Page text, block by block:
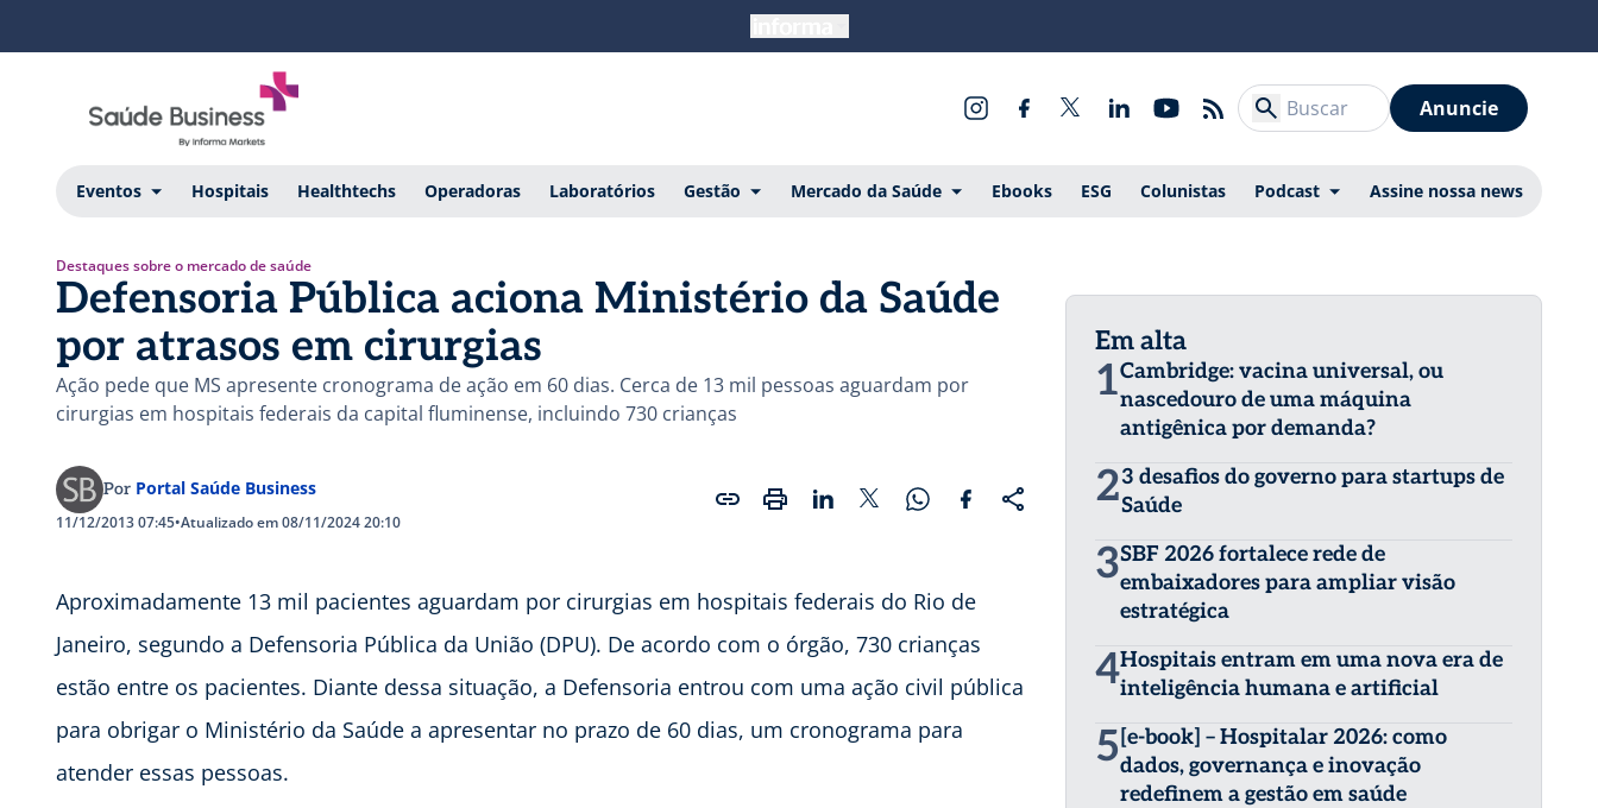
Anuncie
Eventos Hospitais Healthtechs Operadoras Laboratórios Gestão Mercado da Saúde Ebooks ESG Colunistas Podcast Assine nossa news
Destaques sobre o mercado de saúde
Defensoria Pública aciona Ministério da Saúde
por atrasos em cirurgias
Ação pede que MS apresente cronograma de ação em 60 dias. Cerca de 13 mil pessoas aguardam por
cirurgias em hospitais federais da capital fluminense, incluindo 730 crianças
Por Portal Saúde Business
11/12/2013 07:45•Atualizado em 08/11/2024 20:10
Aproximadamente 13 mil pacientes aguardam por cirurgias em hospitais federais do Rio de
Janeiro, segundo a Defensoria Pública da União (DPU). De acordo com o órgão, 730 crianças
estão entre os pacientes. Diante dessa situação, a Defensoria entrou com uma ação civil pública
para obrigar o Ministério da Saúde a apresentar no prazo de 60 dias, um cronograma para
atender essas pessoas.
Em alta
1Cambridge: vacina universal, ou
nascedouro de uma máquina
antigênica por demanda?
23 desafios do governo para startups de
Saúde
3SBF 2026 fortalece rede de
embaixadores para ampliar visão
estratégica
4Hospitais entram em uma nova era de
inteligência humana e artificial
5 [e-book] – Hospitalar 2026: como
dados, governança e inovação
redefinem a gestão em saúde